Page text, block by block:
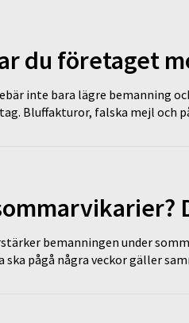
du företaget
inte bara lägre bemanning
Bluffakturor, falska mejl och
bemanningen under
ska pågå några veckor gäller